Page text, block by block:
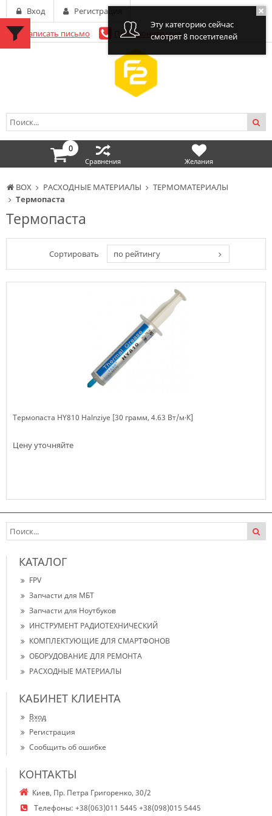
BOX РАСХОДНЫЕ МАТЕРИАЛЫ
ТЕРМОМАТЕРИАЛЫ
Термопаста
Термопаста
Сортировать по рейтингу
Термопаста HY810 Halnziye [30 грамм, 4.63 Вт/м·К]
Цену уточняйте
Написать письмо Перезвоните мне
Вход Регистрация
0
Сравнения Желания
Эту категорию сейчас
смотрят 8 посетителей
КАТАЛОГ
FPV
Запчасти для МБТ
Запчасти для Ноутбуков
ИНСТРУМЕНТ РАДИОТЕХНИЧЕСКИЙ
КОМПЛЕКТУЮЩИЕ ДЛЯ СМАРТФОНОВ
ОБОРУДОВАНИЕ ДЛЯ РЕМОНТА
РАСХОДНЫЕ МАТЕРИАЛЫ
КАБИНЕТ КЛИЕНТА
Вход
Регистрация
Сообщить об ошибке
КОНТАКТЫ
Киев, Пр. Петра Григоренко, 30/2
Телефоны: +38(063)011 5445 +38(098)015 5445